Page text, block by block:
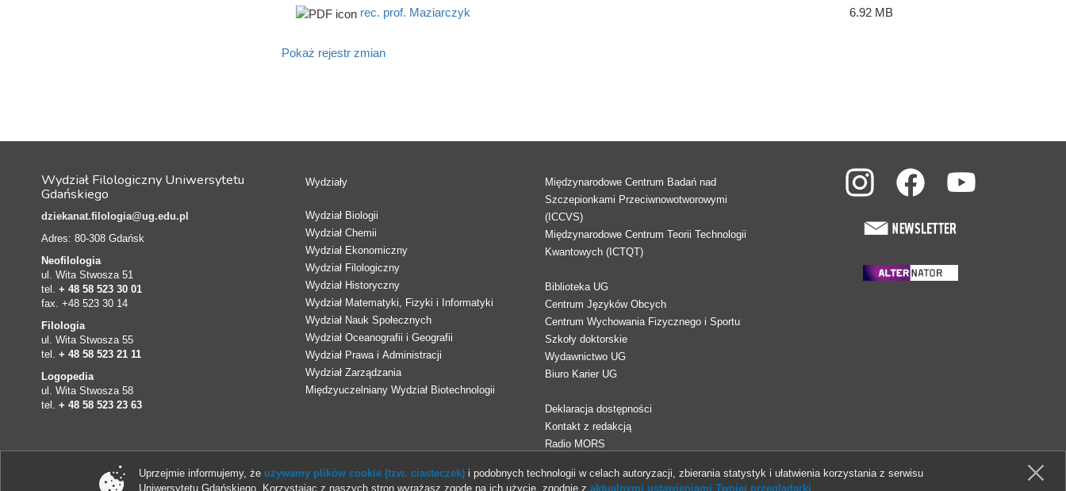
rec. prof. Maziarczyk 6.92 MB
Pokaż rejestr zmian
Wydział Filologiczny Uniwersytetu
Gdańskiego
dziekanat.filologia@ug.edu.pl
Adres: 80-308 Gdańsk
Neofilologia
ul. Wita Stwosza 51
tel. + 48 58 523 30 01
fax. +48 523 30 14
Filologia
ul. Wita Stwosza 55
tel. + 48 58 523 21 11
Logopedia
ul. Wita Stwosza 58
tel. + 48 58 523 23 63
Wydziały
Wydział Biologii
Wydział Chemii
Wydział Ekonomiczny
Wydział Filologiczny
Wydział Historyczny
Wydział Matematyki, Fizyki i Informatyki
Wydział Nauk Społecznych
Wydział Oceanografii i Geografii
Wydział Prawa i Administracji
Wydział Zarządzania
Międzyuczelniany Wydział Biotechnologii
Międzynarodowe Centrum Badań nad
Szczepionkami Przeciwnowotworowymi
(ICCVS)
Międzynarodowe Centrum Teorii Technologii
Kwantowych (ICTQT)
Biblioteka UG
Centrum Języków Obcych
Centrum Wychowania Fizycznego i Sportu
Szkoły doktorskie
Wydawnictwo UG
Biuro Karier UG
Deklaracja dostępności
Kontakt z redakcją
Radio MORS
Uprzejmie informujemy, że używamy plików cookie (tzw. ciasteczek)i podobnych technologii w celach autoryzacji, zbierania statystyk i ułatwienia korzystania z serwisu
Uniwersytetu Gdańskiego. Korzystając z naszych stron wyrażasz zgodę na ich użycie, zgodnie z aktualnymi ustawieniami Twojej przeglądarki